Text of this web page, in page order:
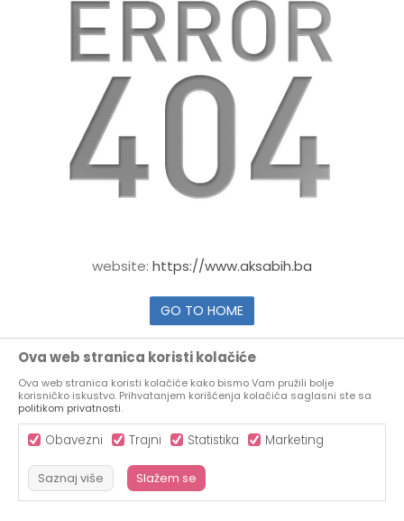
website: https://www.aksabih.ba
GO TO HOME
Ova web stranica koristi kolačiće
Ova web stranica koristi kolačiće kako bismo Vam pružili bolje
korisničko iskustvo. Prihvatanjem korišćenja kolačića saglasni ste sa
politikom privatnosti.
Obavezni Trajni Statistika Marketing
Saznaj više Slažem se